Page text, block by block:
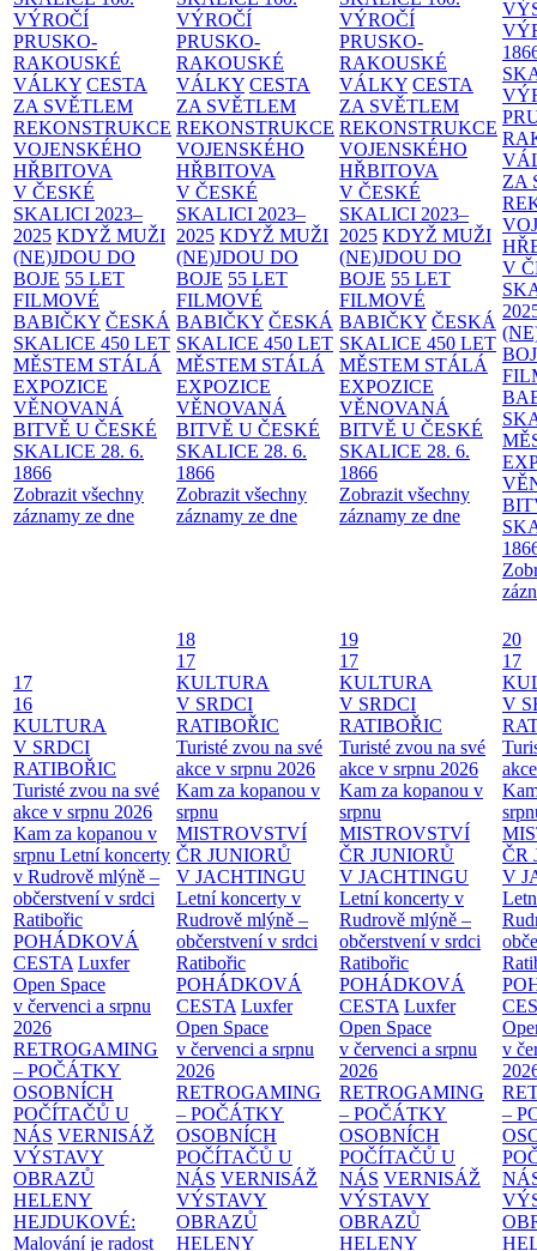
VÝROČÍ
PRUSKO-
RAKOUSKÉ
VÁLKY CESTA
ZA SVĚTLEM
REKONSTRUKCE
VOJENSKÉHO
HŘBITOVA
V ČESKÉ
SKALICI 2023–
2025 KDYŽ MUŽI
(NE)JDOU DO
BOJE 55 LET
FILMOVÉ
BABIČKY ČESKÁ
SKALICE 450 LET
MĚSTEM STÁLÁ
EXPOZICE
VĚNOVANÁ
BITVĚ U ČESKÉ
SKALICE 28. 6.
1866
Zobrazit všechny
záznamy ze dne
VÝROČÍ
PRUSKO-
RAKOUSKÉ
VÁLKY CESTA
ZA SVĚTLEM
REKONSTRUKCE
VOJENSKÉHO
HŘBITOVA
V ČESKÉ
SKALICI 2023–
2025 KDYŽ MUŽI
(NE)JDOU DO
BOJE 55 LET
FILMOVÉ
BABIČKY ČESKÁ
SKALICE 450 LET
MĚSTEM STÁLÁ
EXPOZICE
VĚNOVANÁ
BITVĚ U ČESKÉ
SKALICE 28. 6.
1866
Zobrazit všechny
záznamy ze dne
VÝROČÍ
PRUSKO-
RAKOUSKÉ
VÁLKY CESTA
ZA SVĚTLEM
REKONSTRUKCE
VOJENSKÉHO
HŘBITOVA
V ČESKÉ
SKALICI 2023–
2025 KDYŽ MUŽI
(NE)JDOU DO
BOJE 55 LET
FILMOVÉ
BABIČKY ČESKÁ
SKALICE 450 LET
MĚSTEM STÁLÁ
EXPOZICE
VĚNOVANÁ
BITVĚ U ČESKÉ
SKALICE 28. 6.
1866
Zobrazit všechny
záznamy ze dne
ZA
V
17
16
KULTURA
V SRDCI
RATIBOŘIC
Turisté zvou na své
akce v srpnu 2026
Kam za kopanou v
srpnu Letní koncerty
v Rudrově mlýně –
občerstvení v srdci
Ratibořic
POHÁDKOVÁ
CESTA Luxfer
Open Space
v červenci a srpnu
2026
RETROGAMING
– POČÁTKY
OSOBNÍCH
POČÍTAČŮ U
NÁS VERNISÁŽ
VÝSTAVY
OBRAZŮ
HELENY
HEJDUKOVÉ:
Malování je radost
18
17
KULTURA
V SRDCI
RATIBOŘIC
Turisté zvou na své
akce v srpnu 2026
Kam za kopanou v
srpnu
MISTROVSTVÍ
ČR JUNIORŮ
V JACHTINGU
Letní koncerty v
Rudrově mlýně –
občerstvení v srdci
Ratibořic
POHÁDKOVÁ
CESTA Luxfer
Open Space
v červenci a srpnu
2026
RETROGAMING
– POČÁTKY
OSOBNÍCH
POČÍTAČŮ U
NÁS VERNISÁŽ
VÝSTAVY
OBRAZŮ
HELENY
19
17
KULTURA
V SRDCI
RATIBOŘIC
Turisté zvou na své
akce v srpnu 2026
Kam za kopanou v
srpnu
MISTROVSTVÍ
ČR JUNIORŮ
V JACHTINGU
Letní koncerty v
Rudrově mlýně –
občerstvení v srdci
Ratibořic
POHÁDKOVÁ
CESTA Luxfer
Open Space
v červenci a srpnu
2026
RETROGAMING
– POČÁTKY
OSOBNÍCH
POČÍTAČŮ U
NÁS VERNISÁŽ
VÝSTAVY
OBRAZŮ
HELENY
20
17
V
ČR
V
v
–